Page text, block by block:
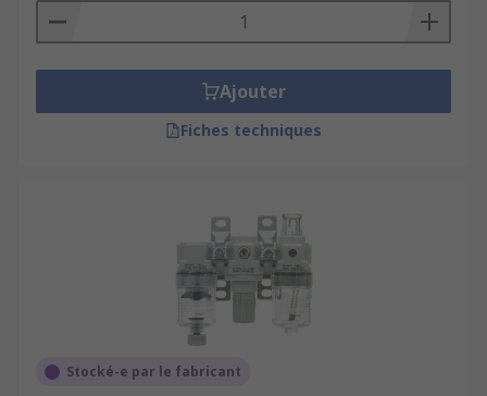
Ajouter
Fiches techniques
Stocké-e par le fabricant